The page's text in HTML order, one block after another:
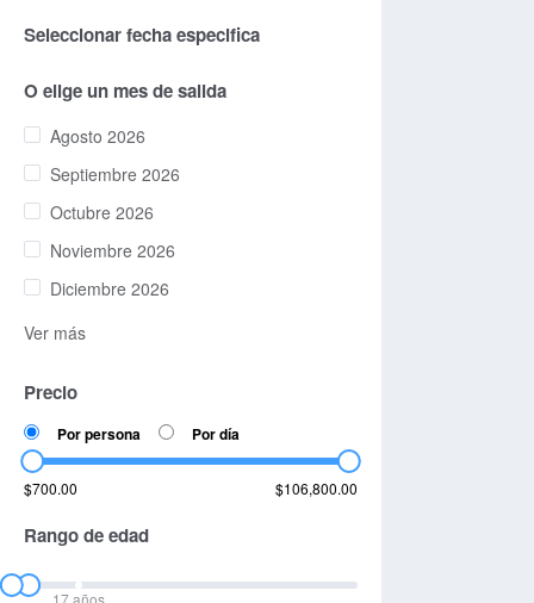
Seleccionar fecha especifica
O elige un mes de salida
Agosto 2026
Septiembre 2026
Octubre 2026
Noviembre 2026
Diciembre 2026
Ver más
Precio
Por persona Por día
$700.00 $106,800.00
Rango de edad